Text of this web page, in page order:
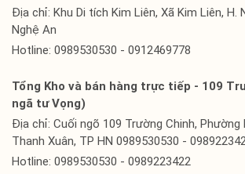
Địa chỉ: Khu Di tích Kim Liên, Xã Kim Liên, H.
Nghệ An
Hotline: 0989530530 - 0912469778
Tổng Kho và bán hàng trực tiếp - 109
ngã tư Vọng)
Địa chỉ: Cuối ngõ 109 Trường Chinh, Phường
Thanh Xuân, TP HN 0989530530 -
Hotline: 0989530530 - 0989223422